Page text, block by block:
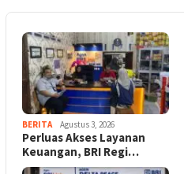
BERITA Agustus 3, 2026
Perluas Akses Layanan
Keuangan, BRI Regi…